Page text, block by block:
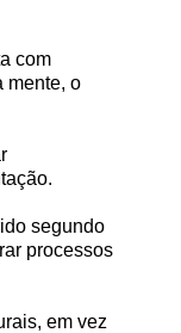
com
mente, o
segundo
processos
em vez